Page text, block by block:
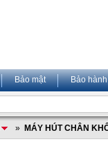
Bảo mật Bảo hành
» MÁY HÚT CHÂN